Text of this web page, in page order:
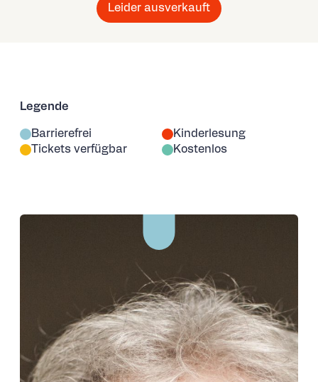
Leider ausverkauft
Legende
Barrierefrei
Kinderlesung
Tickets verfügbar
Kostenlos